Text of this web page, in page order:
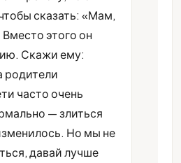
сказать: «Мам,
этого он
Скажи ему:
родители
часто очень
— злиться
Но мы не
давай лучше